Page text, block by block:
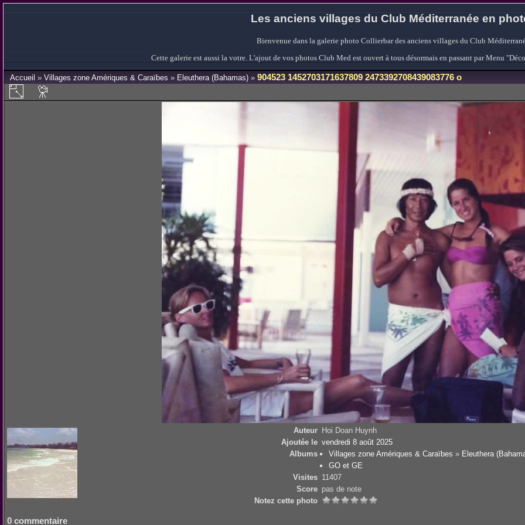
Les anciens villages du Club Méditerranée en
Bienvenue dans la galerie photo Collierbar des anciens villages du Club
Cette galerie est aussi la votre. L'ajout de vos photos Club Med est ouvert à tous désormais en passant par Menu
Accueil » Villages zone Amériques & Caraïbes » Eleuthera (Bahamas) » 904523 1452703171637809 2473392708439083776 o
Auteur Hoi Doan Huynh
Ajoutée le vendredi 8 août 2025
Albums
Villages zone Amériques & Caraïbes » Eleuthera
GO et GE
Visites 11407
Score pas de note
Notez cette photo
0 commentaire